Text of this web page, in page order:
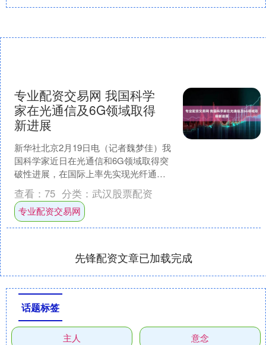
专业配资交易网 我国科学
家在光通信及6G领域取得
新进展
新华社北京2月19日电（记者魏梦佳）我
国科学家近日在光通信和6G领域取得突
破性进展，在国际上率先实现光纤通信
和无线通信系统间的跨网络融合专业配
资交易网，自主研发....
查看： 75 分类： 武汉股票配资
专业配资交易网
先锋配资文章已加载完成
话题标签
主人 意念